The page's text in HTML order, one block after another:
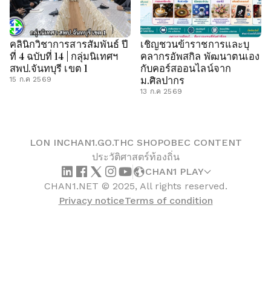
คลินิกวิชาการสารสัมพันธ์ ปี
ที่ 4 ฉบับที่ 14 | กลุ่มนิเทศฯ
สพป.จันทบุรี เขต 1
15 ก.ค 2569
เชิญชวนข้าราชการและบุ
คลากรอัพสกิล พัฒนาตนเอง
กับคอร์สออนไลน์จาก
ม.ศิลปากร
13 ก.ค 2569
LON INCHAN1.GO.THC SHOPOBEC CONTENT
ประวัติศาสตร์ท้องถิ่น
CHAN1 PLAY
CHAN1.NET © 2025, All rights reserved.
Privacy noticeTerms of condition